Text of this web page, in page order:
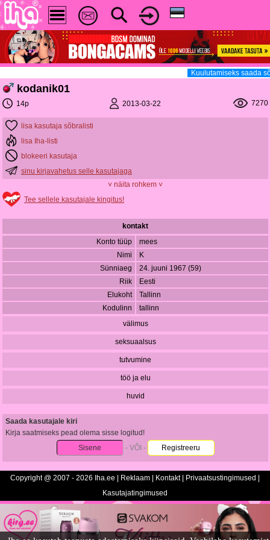
Kuulutamiseks saada
kodanik01
14p 2013-03-22 7270
lisa kasutaja sõbralisti
lisa Iha-listi
blokeeri kasutaja
sinu kirjavahetus selle kasutajaga
˅ näita rohkem ˅
Tee sellele kasutajale kingitus!
kontakt
Konto tüüp
mees
Nimi
K
Sünniaeg
24. juuni 1967 (59)
Riik
Eesti
Elukoht
Tallinn
Kodulinn
tallinn
välimus
seksuaalsus
tutvumine
töö ja elu
huvid
Saada kasutajale kiri
Kirja saatmiseks pead olema sisse logitud!
Sisene
- VÕI - Registreeru
Copyright @ 2007 - 2026 Iha.ee | Reklaam Kontakt| Privaatsustingimused
Kasutajatingimused